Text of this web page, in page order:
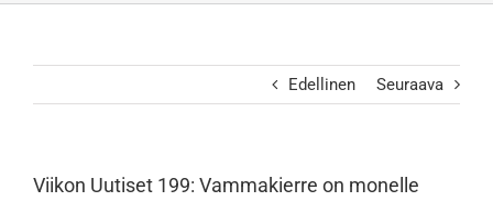
Edellinen Seuraava
Viikon Uutiset 199: Vammakierre on monelle